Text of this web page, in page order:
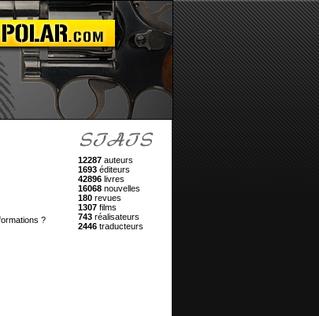
?
12287 auteurs
1693 éditeurs
42896 livres
16068 nouvelles
180 revues
1307 films
743 réalisateurs
2446 traducteurs